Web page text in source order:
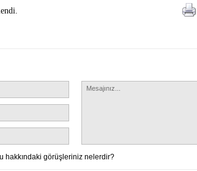
hakkındaki görüşleriniz nelerdir?